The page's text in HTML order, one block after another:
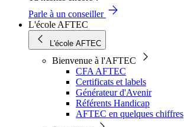
Parle à un conseiller
L'école AFTEC
L'école AFTEC
Bienvenue à l'AFTEC
CFA AFTEC
Certificats et labels
Générateur d'Avenir
Référents Handicap
AFTEC en quelques chiffres